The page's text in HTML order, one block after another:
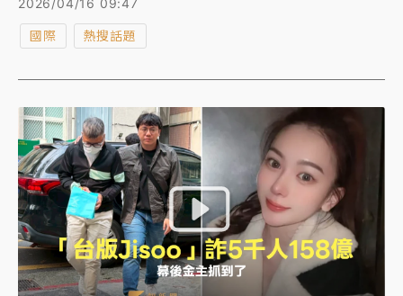
文介紹。
2026/04/16 09:47
國際 熱搜話題